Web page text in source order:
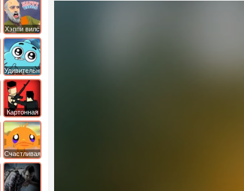
Хэппи вилс
Удивительный
мир
Гамбола
Картонная
башка
Счастливая
обезьянка